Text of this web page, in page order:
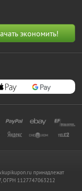
принадлежат
ОГРН 1127747063212